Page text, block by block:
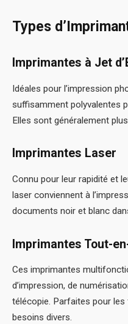
Types
Imprimantes à Jet
Idéales pour l’impression
suffisamment polyvalentes
Elles sont généralement
Imprimantes Laser
Connu pour leur rapidité et
laser conviennent à
documents noir et blanc
Imprimantes Tout-
Ces imprimantes
d’impression, de
télécopie. Parfaites pour
besoins divers.